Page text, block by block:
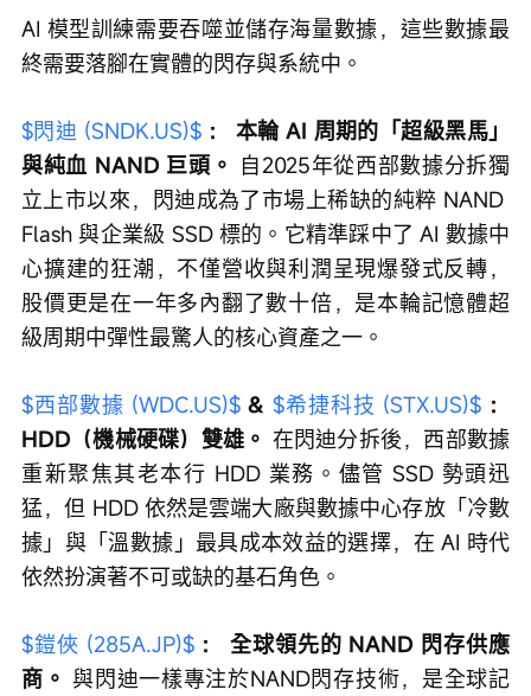
AI 模型訓練需要吞噬並儲存海量數據，這些數據最
終需要落腳在實體的閃存與系統中。
$閃迪 (SNDK.US)$ ：
本輪 AI 周期的「超級黑馬」
與純血 NAND 巨頭。 自2025年從西部數據分拆獨
立上市以來，閃迪成為了市場上稀缺的純粹 NAND
Flash 與企業級 SSD 標的。它精準踩中了 AI 數據中
心擴建的狂潮，不僅營收與利潤呈現爆發式反轉，
股價更是在一年多內翻了數十倍，是本輪記憶體超
級周期中彈性最驚人的核心資產之一。
$西部數據 (WDC.US)$ & $希捷科技 (STX.US)$ ：
HDD（機械硬碟）雙雄。 在閃迪分拆後，西部數據
重新聚焦其老本行 HDD 業務。儘管 SSD 勢頭迅
猛，但 HDD 依然是雲端大廠與數據中心存放「冷數
據」與「溫數據」最具成本效益的選擇，在 AI 時代
依然扮演著不可或缺的基石角色。
$鎧俠 (285A.JP)$ ：
全球領先的 NAND 閃存供應
商。 與閃迪一樣專注於NAND閃存技術，是全球記